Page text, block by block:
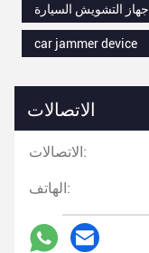
جهاز التشويش السيارة
car jammer device
الاتصالات
الاتصالات:
الهاتف: